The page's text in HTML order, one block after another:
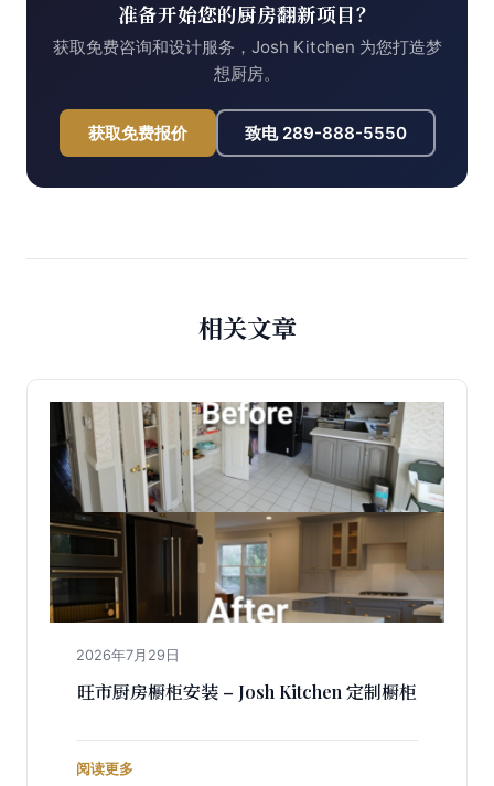
准备开始您的厨房翻新项目？
获取免费咨询和设计服务，Josh Kitchen 为您打造梦
想厨房。
获取免费报价 致电 289-888-5550
相关文章
2026年7月29日
旺市厨房橱柜安装 – Josh Kitchen 定制橱柜
阅读更多